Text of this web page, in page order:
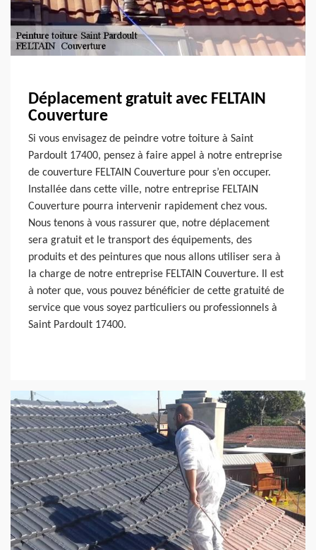
Déplacement gratuit avec FELTAIN
Couverture
Si vous envisagez de peindre votre toiture à Saint
Pardoult 17400, pensez à faire appel à notre entreprise
de couverture FELTAIN Couverture pour s’en occuper.
Installée dans cette ville, notre entreprise FELTAIN
Couverture pourra intervenir rapidement chez vous.
Nous tenons à vous rassurer que, notre déplacement
sera gratuit et le transport des équipements, des
produits et des peintures que nous allons utiliser sera à
la charge de notre entreprise FELTAIN Couverture. Il est
à noter que, vous pouvez bénéficier de cette gratuité de
service que vous soyez particuliers ou professionnels à
Saint Pardoult 17400.